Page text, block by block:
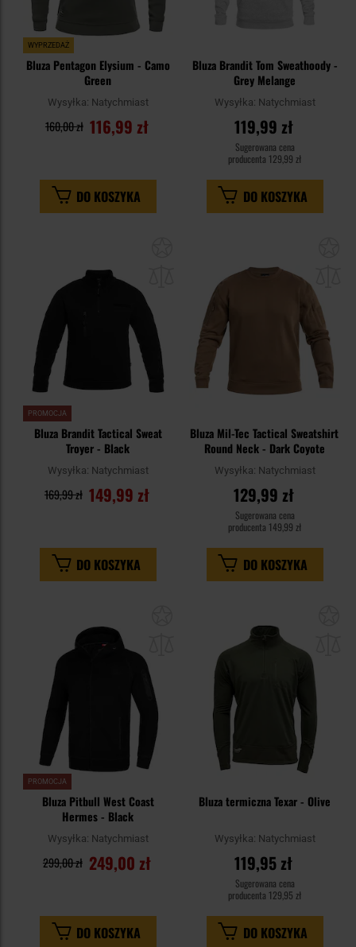
WYPRZEDAŻ
Bluza Pentagon Elysium - Camo
Green
Wysyłka: Natychmiast
116,99 zł
160,00 zł
DO KOSZYKA
Bluza Brandit Tom Sweathoody -
Grey Melange
Wysyłka: Natychmiast
119,99 zł
Sugerowana cena
producenta 129,99 zł
DO KOSZYKA
schowka
PROMOCJA
Bluza Brandit Tactical Sweat
Troyer - Black
Wysyłka: Natychmiast
149,99 zł
169,99 zł
DO KOSZYKA
Bluza Mil-Tec Tactical Sweatshirt
Round Neck - Dark Coyote
Wysyłka: Natychmiast
129,99 zł
Sugerowana cena
producenta 149,99 zł
DO KOSZYKA
schowka
PROMOCJA
Bluza Pitbull West Coast
Hermes - Black
Wysyłka: Natychmiast
249,00 zł
299,00 zł
DO KOSZYKA
Bluza termiczna Texar - Olive
Wysyłka: Natychmiast
119,95 zł
Sugerowana cena
producenta 129,95 zł
DO KOSZYKA